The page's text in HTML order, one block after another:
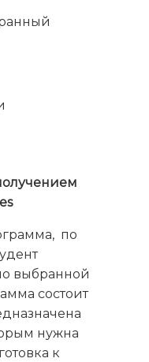
по
выбранной
состоит
нужна
к